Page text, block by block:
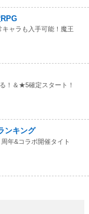
ャラも入手可能！魔王
！＆★5確定スタート！
ンキング
年&コラボ開催タイト